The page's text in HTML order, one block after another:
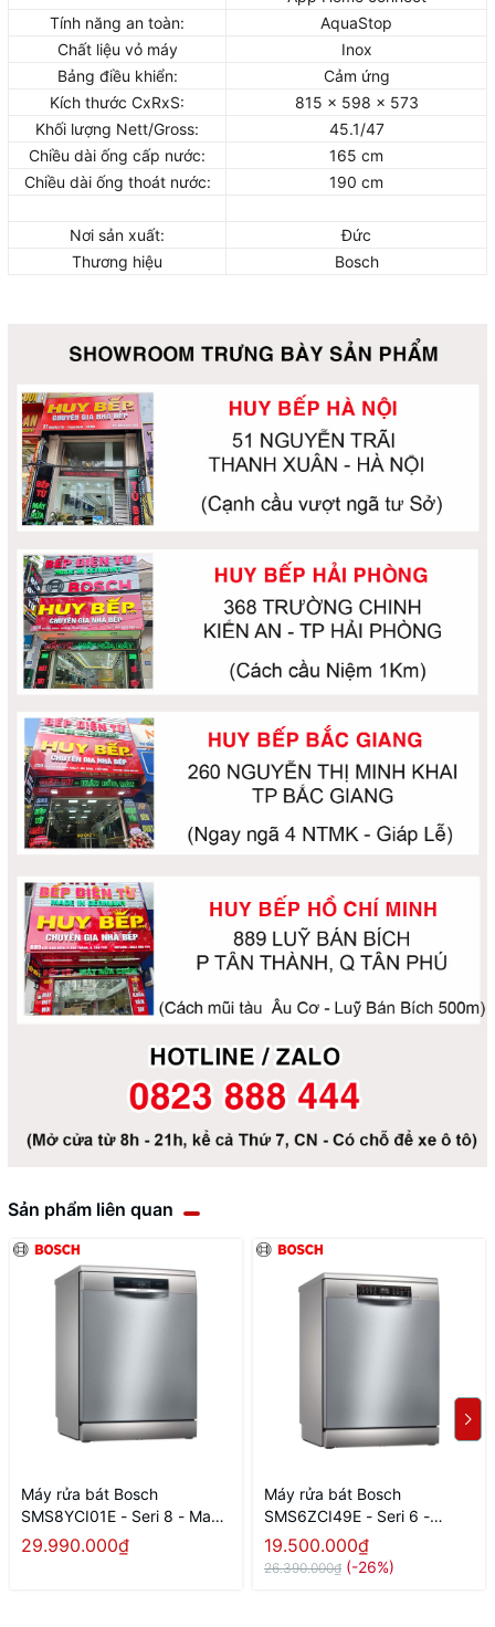
Tính năng an toàn:
AquaStop
Chất liệu vỏ máy
Inox
Bảng điều khiển:
Cảm ứng
Kích thước CxRxS:
815 x 598 x 573
Khối lượng Nett/Gross:
45.1/47
Chiều dài ống cấp nước:
165 cm
Chiều dài ống thoát nước:
190 cm
Nơi sản xuất:
Đức
Thương hiệu
Bosch
Sản phẩm liên quan
Máy rửa bát Bosch
SMS8YCI01E - Seri 8 - Made
in Germany
29.990.000₫
Máy rửa bát Bosch
SMS6ZCI49E - Seri 6 -
Made in Germany
19.500.000₫
26.390.000₫ (-26%)